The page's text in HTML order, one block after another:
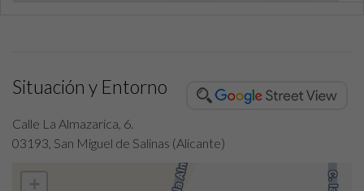
Situación y Entorno
Calle La Almazarica, 6.
03193, San Miguel de Salinas (Alicante)